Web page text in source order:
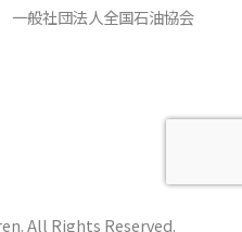
一般社団法人全国石油協会
All Rights Reserved.